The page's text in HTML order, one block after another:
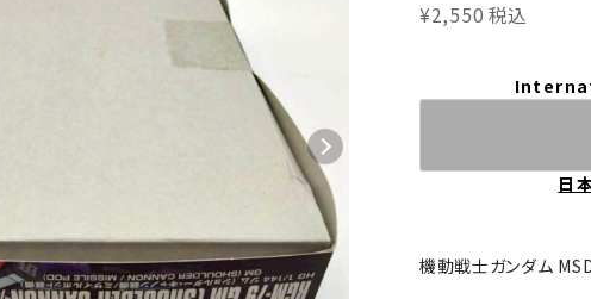
¥2,550 税込
日
機動戦士ガンダム